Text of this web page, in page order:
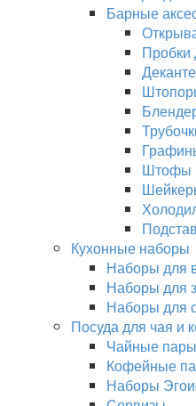
Барные
Пробки
Штофы
Кухонные наборы
Наборы для
Наборы для
Наборы для
Посуда для чая и
Чайные пары
Кофейные
Наборы